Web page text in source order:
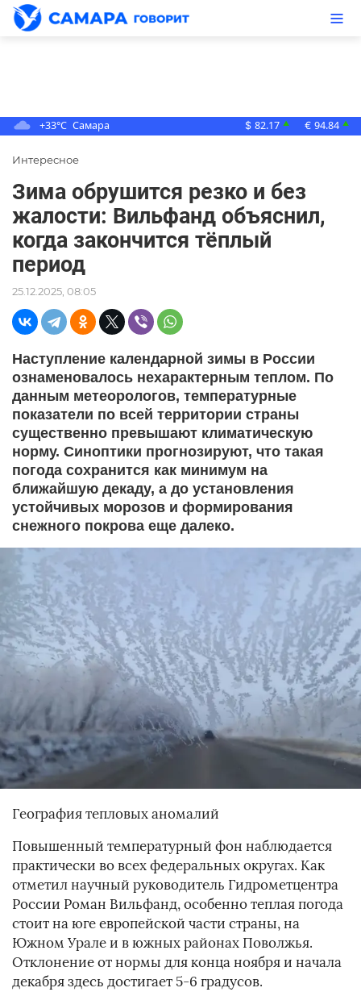
+33°C Самара $ 82.17 ▲ € 94.84 ▲
Интересное
Зима обрушится резко и без
жалости: Вильфанд объяснил,
когда закончится тёплый
период
25.12.2025, 08:05
Наступление календарной зимы в России
ознаменовалось нехарактерным теплом. По
данным метеорологов, температурные
показатели по всей территории страны
существенно превышают климатическую
норму. Синоптики прогнозируют, что такая
погода сохранится как минимум на
ближайшую декаду, а до установления
устойчивых морозов и формирования
снежного покрова еще далеко.
География тепловых аномалий
Повышенный температурный фон наблюдается
практически во всех федеральных округах. Как
отметил научный руководитель Гидрометцентра
России Роман Вильфанд, особенно теплая погода
стоит на юге европейской части страны, на
Южном Урале и в южных районах Поволжья.
Отклонение от нормы для конца ноября и начала
декабря здесь достигает 5-6 градусов.